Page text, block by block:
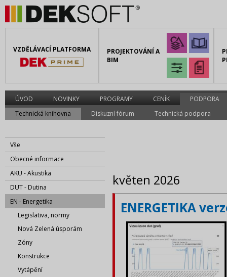
VZDĚLÁVACÍ PLATFORMA
PROJEKTOVÁNÍ A
BIM
ÚVOD NOVINKY PROGRAMY CENÍK
PODPORA
Technická knihovna
Diskuzní fórum Technická podpora
Vše
Obecné informace
AKU - Akustika
DUT - Dutina
EN - Energetika
Legislativa, normy
Nová Zelená úsporám
Zóny
Konstrukce
Vytápění
květen 2026
ENERGETIKA